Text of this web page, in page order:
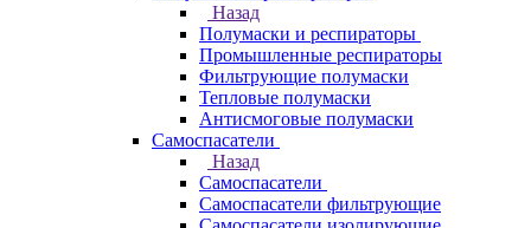
Назад
Полумаски и респираторы
Промышленные респираторы
Фильтрующие полумаски
Тепловые полумаски
Антисмоговые полумаски
Самоспасатели
Назад
Самоспасатели
Самоспасатели фильтрующие